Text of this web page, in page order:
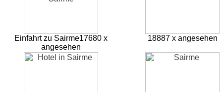
Einfahrt zu Sairme17680 x
angesehen
18887 x angesehen